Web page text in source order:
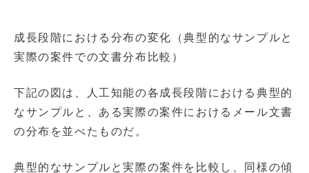
成長段階における分布の変化（典型的なサンプルと
実際の案件での文書分布比較）
下記の図は、人工知能の各成長段階における典型的
なサンプルと、ある実際の案件におけるメール文書
の分布を並べたものだ。
典型的なサンプルと実際の案件を比較し、同様の傾